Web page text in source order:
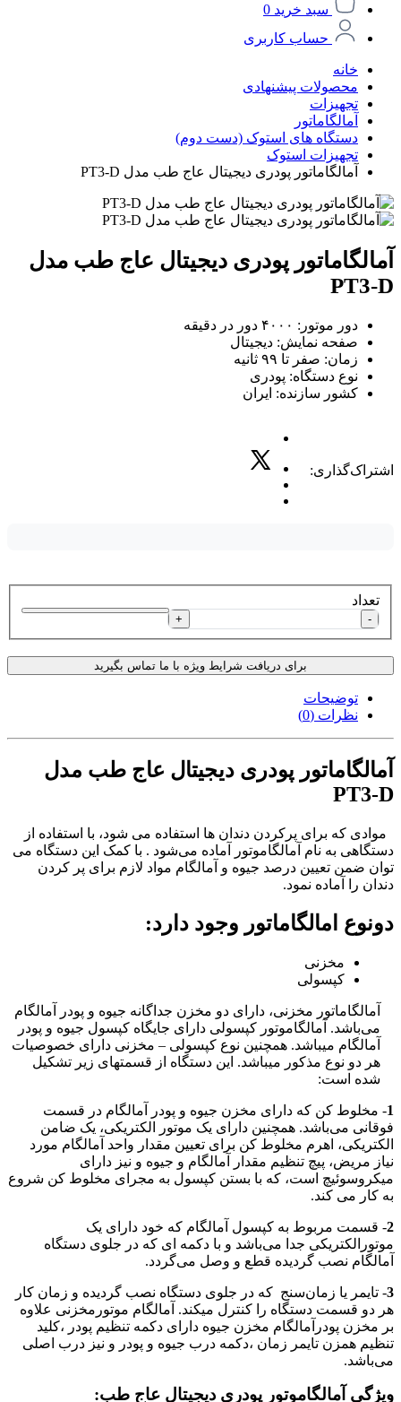
سبد خرید 0
حساب کاربری
خانه
محصولات پیشنهادی
تجهیزات
آمالگاماتور
دستگاه های استوک (دست دوم)
تجهیزات استوک
آمالگاماتور پودری دیجیتال عاج طب مدل PT3-D
آمالگاماتور پودری دیجیتال عاج طب مدل
PT3-D
دور موتور: ۴۰۰۰ دور در دقیقه
صفحه نمایش: دیجیتال
زمان: صفر تا ۹۹ ثانیه
نوع دستگاه: پودری
کشور سازنده: ایران
اشتراک‌گذاری:
تعداد
-
+
برای دریافت شرایط ویژه با ما تماس بگیرید
توضیحات
نظرات (0)
آمالگاماتور پودری دیجیتال عاج طب مدل
PT3-D
موادی که برای پرکردن دندان ها استفاده می شود، با استفاده از
دستگاهی به نام آمالگاموتور آماده می‌شود . با کمک این دستگاه می
توان ضمن تعیین درصد جیوه و آمالگام مواد لازم برای پر کردن
دندان را آماده نمود.
دونوع امالگاماتور وجود دارد:
مخزنی
کپسولی
آمالگاماتور مخزنی، دارای دو مخزن جداگانه جیوه و پودر آمالگام
می‌باشد. آمالگاموتور کپسولی دارای جایگاه کپسول جیوه و پودر
آمالگام میباشد. همچنین نوع کپسولی – مخزنی دارای خصوصیات
هر دو نوع مذکور میباشد. این دستگاه از قسمتهای زیر تشکیل
شده است:
1- مخلوط کن که دارای مخزن جیوه و پودر آمالگام در قسمت
فوقانی می‌باشد. همچنین دارای یک موتور الکتریکی، یک ضامن
الکتریکی، اهرم مخلوط کن برای تعیین مقدار واحد آمالگام مورد
نیاز مریض، پیچ تنظیم مقدار آمالگام و جیوه و نیز دارای
میکروسوئیچ است، که با بستن کپسول به مجرای مخلوط کن شروع
به کار می کند.
2- قسمت مربوط به کپسول آمالگام که خود دارای یک
موتورالکتریکی جدا می‌باشد و با دکمه ای که در جلوی دستگاه
آمالگام نصب گردیده قطع و وصل می‌گردد.
3- تایمر یا زمان‌سنج که در جلوی دستگاه نصب گردیده و زمان کار
هر دو قسمت دستگاه را کنترل میکند. آمالگام موتورمخزنی علاوه
بر مخزن پودرآمالگام مخزن جیوه دارای دکمه تنظیم پودر ،کلید
تنظیم همزن تایمر زمان ،دکمه درب جیوه و پودر و نیز درب اصلی
می‌باشد.
ویژگی آمالگاموتور پودری دیجیتال عاج طب: